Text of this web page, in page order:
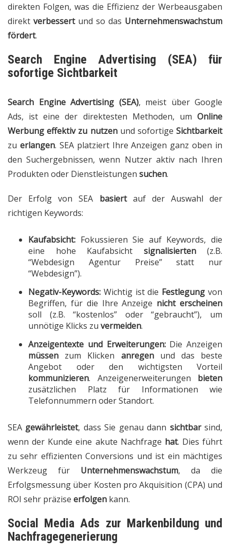
direkten Folgen, was die Effizienz der Werbeausgaben
direkt verbessertund so das Unternehmenswachstum
fördert.
Search Engine Advertising (SEA) für
sofortige Sichtbarkeit
Search Engine Advertising (SEA), meist über Google
Ads, ist eine der direktesten Methoden, um Online
Werbung effektiv zu nutzenund sofortige Sichtbarkeit
zu erlangen. SEA platziert Ihre Anzeigen ganz oben in
den Suchergebnissen, wenn Nutzer aktiv nach Ihren
Produkten oder Dienstleistungen suchen.
Der Erfolg von SEA basiertauf der Auswahl der
richtigen Keywords:
Kaufabsicht: Fokussieren Sie auf Keywords, die
eine hohe Kaufabsicht signalisierten(z.B.
“Webdesign Agentur Preise” statt nur
“Webdesign”).
Negativ-Keywords: Wichtig ist die Festlegung von
Begriffen, für die Ihre Anzeige nicht erscheinen
soll (z.B. “kostenlos” oder “gebraucht”), um
unnötige Klicks zu vermeiden.
Anzeigentexte und Erweiterungen:Die Anzeigen
müssen zum Klicken anregenund das beste
Angebot oder den wichtigsten Vorteil
kommunizieren. Anzeigenerweiterungen bieten
zusätzlichen Platz für Informationen wie
Telefonnummern oder Standort.
SEA gewährleistet, dass Sie genau dann sichtbarsind,
wenn der Kunde eine akute Nachfrage hat. Dies führt
zu sehr effizienten Conversions und ist ein mächtiges
Werkzeug für Unternehmenswachstum, da die
Erfolgsmessung über Kosten pro Akquisition (CPA) und
ROI sehr präzise erfolgen kann.
Social Media Ads zur Markenbildung und
Nachfragegenerierung